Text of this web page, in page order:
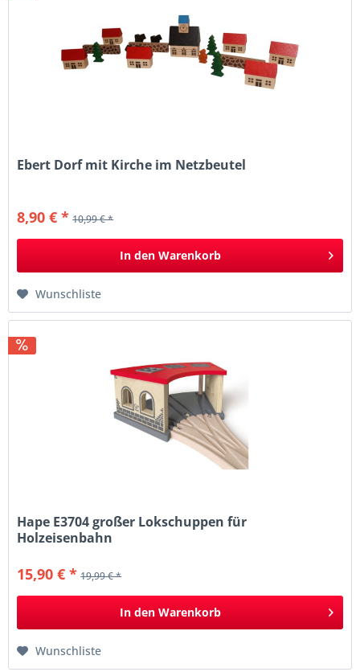
Ebert Dorf mit Kirche im Netzbeutel
8,90 € * 10,99 € *
In den Warenkorb
Wunschliste
Hape E3704 großer Lokschuppen für
Holzeisenbahn
15,90 € * 19,99 € *
In den Warenkorb
Wunschliste